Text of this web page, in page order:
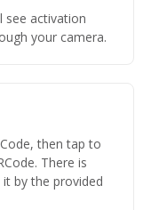
see activation
your camera.
then tap to
There is
by the provided